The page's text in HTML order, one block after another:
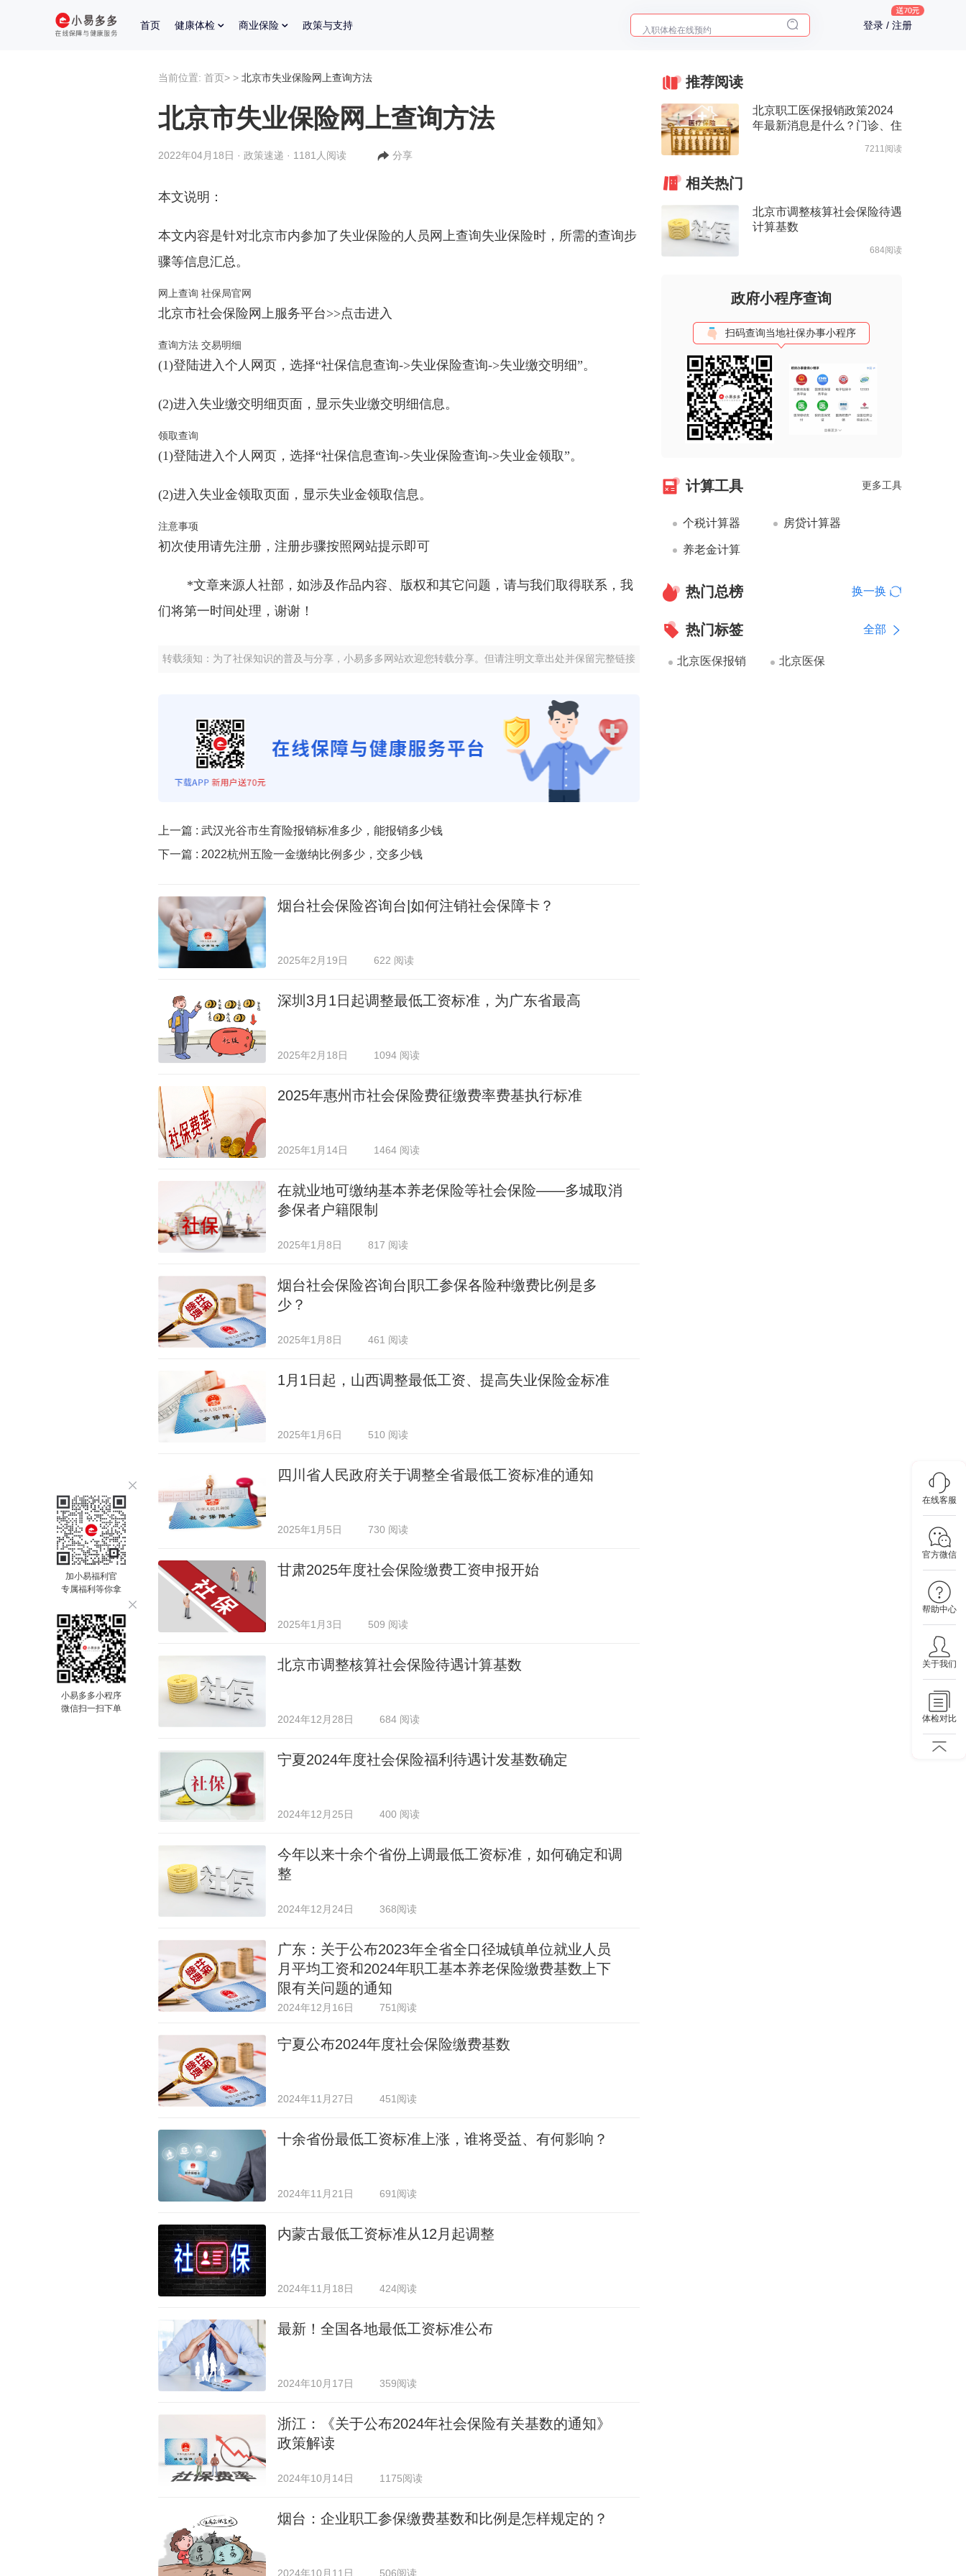
首页 健康体检 商业保险 政策与支持
2025年了，给父母预约体检
登录 / 注册
在线客服
官方微信
帮助中心
关于我们
体检对比
加小易福利官
专属福利等你拿
小易多多小程序
微信扫一扫下单
当前位置: 首页> > 北京市失业保险网上查询方法
北京市失业保险网上查询方法
2022年04月18日 · 政策速递 · 1181人阅读 分享
本文说明：
本文内容是针对北京市内参加了失业保险的人员网上查询失业保险时，所需的查询步
骤等信息汇总。
网上查询 社保局官网
北京市社会保险网上服务平台>>点击进入
查询方法 交易明细
(1)登陆进入个人网页，选择“社保信息查询->失业保险查询->失业缴交明细”。
(2)进入失业缴交明细页面，显示失业缴交明细信息。
领取查询
(1)登陆进入个人网页，选择“社保信息查询->失业保险查询->失业金领取”。
(2)进入失业金领取页面，显示失业金领取信息。
注意事项
初次使用请先注册，注册步骤按照网站提示即可
*文章来源人社部，如涉及作品内容、版权和其它问题，请与我们取得联系，我
们将第一时间处理，谢谢！
转载须知：为了社保知识的普及与分享，小易多多网站欢迎您转载分享。但请注明文章出处并保留完整链接
上一篇 : 武汉光谷市生育险报销标准多少，能报销多少钱
下一篇 : 2022杭州五险一金缴纳比例多少，交多少钱
烟台社会保险咨询台|如何注销社会保障卡？
2025年2月19日 622 阅读
深圳3月1日起调整最低工资标准，为广东省最高
2025年2月18日 1094 阅读
2025年惠州市社会保险费征缴费率费基执行标准
2025年1月14日 1464 阅读
在就业地可缴纳基本养老保险等社会保险——多城取消
参保者户籍限制
2025年1月8日 817 阅读
烟台社会保险咨询台|职工参保各险种缴费比例是多
少？
2025年1月8日 461 阅读
1月1日起，山西调整最低工资、提高失业保险金标准
2025年1月6日 510 阅读
四川省人民政府关于调整全省最低工资标准的通知
2025年1月5日 730 阅读
甘肃2025年度社会保险缴费工资申报开始
2025年1月3日 509 阅读
北京市调整核算社会保险待遇计算基数
2024年12月28日 684 阅读
宁夏2024年度社会保险福利待遇计发基数确定
2024年12月25日 400 阅读
今年以来十余个省份上调最低工资标准，如何确定和调
整
2024年12月24日 368阅读
广东：关于公布2023年全省全口径城镇单位就业人员
月平均工资和2024年职工基本养老保险缴费基数上下
限有关问题的通知
2024年12月16日 751阅读
宁夏公布2024年度社会保险缴费基数
2024年11月27日 451阅读
十余省份最低工资标准上涨，谁将受益、有何影响？
2024年11月21日 691阅读
内蒙古最低工资标准从12月起调整
2024年11月18日 424阅读
最新！全国各地最低工资标准公布
2024年10月17日 359阅读
浙江：《关于公布2024年社会保险有关基数的通知》
政策解读
2024年10月14日 1175阅读
烟台：企业职工参保缴费基数和比例是怎样规定的？
2024年10月11日 506阅读
推荐阅读
北京职工医保报销政策2024
年最新消息是什么？门诊、住
7211阅读
相关热门
北京市调整核算社会保险待遇
计算基数
684阅读
政府小程序查询
扫码查询当地社保办事小程序
计算工具 更多工具
个税计算器 房贷计算器
养老金计算
热门总榜 换一换
热门标签 全部
北京医保报销 北京医保